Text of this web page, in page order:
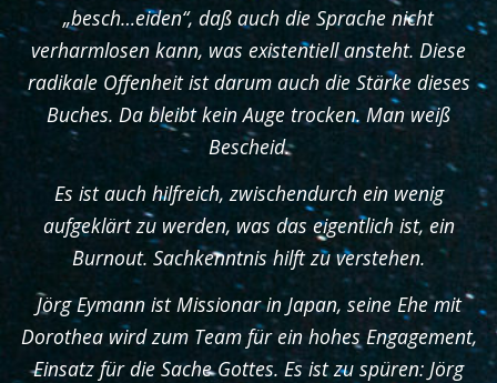
„besch…eiden“, daß auch die Sprache nicht
verharmlosen kann, was existentiell ansteht. Diese
radikale Offenheit ist darum auch die Stärke dieses
Buches. Da bleibt kein Auge trocken. Man weiß
Bescheid.
Es ist auch hilfreich, zwischendurch ein wenig
aufgeklärt zu werden, was das eigentlich ist, ein
Burnout. Sachkenntnis hilft zu verstehen.
Jörg Eymann ist Missionar in Japan, seine Ehe mit
Dorothea wird zum Team für ein hohes Engagement,
Einsatz für die Sache Gottes. Es ist zu spüren: Jörg